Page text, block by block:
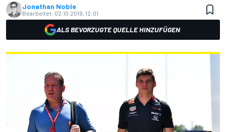
Jonathan Noble
Bearbeitet: 02.10.2019, 12:01
ALS BEVORZUGTE QUELLE HINZUFÜGEN